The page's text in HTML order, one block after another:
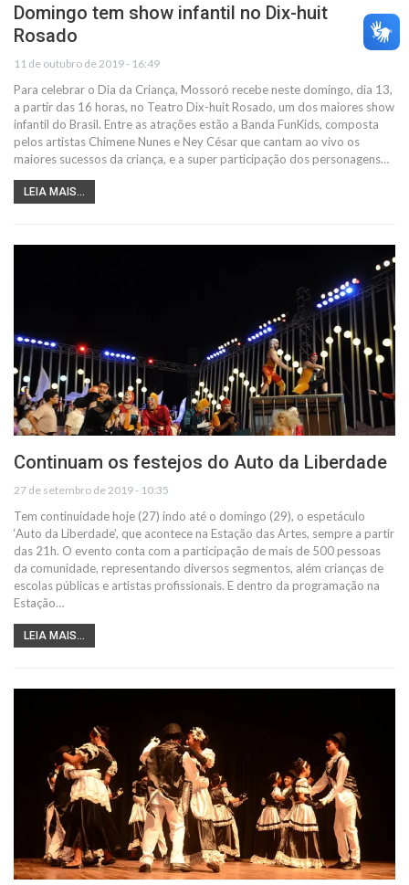
Domingo tem show infantil no Dix-huit
Rosado
11 de outubro de 2019 - 16:49
Para celebrar o Dia da Criança, Mossoró recebe neste domingo, dia 13,
a partir das 16 horas, no Teatro Dix-huit Rosado, um dos maiores show
infantil do Brasil. Entre as atrações estão a Banda FunKids, composta
pelos artistas Chimene Nunes e Ney César que cantam ao vivo os
maiores sucessos da criança, e a super participação dos personagens…
LEIA MAIS...
Continuam os festejos do Auto da Liberdade
27 de setembro de 2019 - 10:35
Tem continuidade hoje (27) indo até o domingo (29), o espetáculo
‘Auto da Liberdade’, que acontece na Estação das Artes, sempre a partir
das 21h. O evento conta com a participação de mais de 500 pessoas
da comunidade, representando diversos segmentos, além crianças de
escolas públicas e artistas profissionais. E dentro da programação na
Estação…
LEIA MAIS...